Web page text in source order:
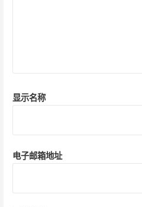
显示名称
电子邮箱地址